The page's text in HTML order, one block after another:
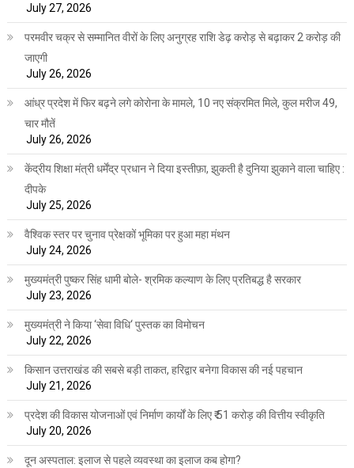
July 27, 2026
परमवीर चक्र से सम्मानित वीरों के लिए अनुग्रह राशि डेढ़ करोड़ से बढ़ाकर 2 करोड़ की
जाएगी
July 26, 2026
आंध्र प्रदेश में फिर बढ़ने लगे कोरोना के मामले, 10 नए संक्रमित मिले, कुल मरीज 49,
चार मौतें
July 26, 2026
केंद्रीय शिक्षा मंत्री धर्मेंद्र प्रधान ने दिया इस्तीफ़ा, झुकती है दुनिया झुकाने वाला चाहिए :
दीपके
July 25, 2026
वैश्विक स्तर पर चुनाव प्रेक्षकों भूमिका पर हुआ महा मंथन
July 24, 2026
मुख्यमंत्री पुष्कर सिंह धामी बोले- श्रमिक कल्याण के लिए प्रतिबद्ध है सरकार
July 23, 2026
मुख्यमंत्री ने किया ‘सेवा विधि‘ पुस्तक का विमोचन
July 22, 2026
किसान उत्तराखंड की सबसे बड़ी ताकत, हरिद्वार बनेगा विकास की नई पहचान
July 21, 2026
प्रदेश की विकास योजनाओं एवं निर्माण कार्यों के लिए ₹ 51 करोड़ की वित्तीय स्वीकृति
July 20, 2026
दून अस्पताल: इलाज से पहले व्यवस्था का इलाज कब होगा?